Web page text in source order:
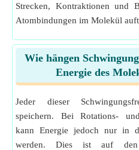
Strecken, Kontraktionen und
Atombindungen im Molekül
Wie hängen
Energie des
Jeder dieser
speichern. Bei Rotations-
kann Energie jedoch nur in
werden. Dies ist auf den